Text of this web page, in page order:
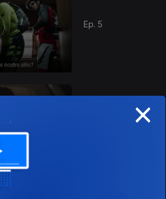
Ep. 5
×